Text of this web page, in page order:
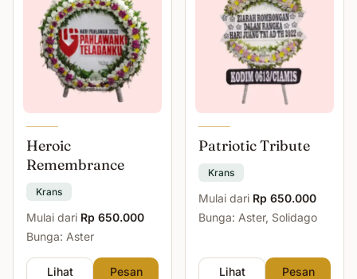
Heroic
Remembrance
Krans
Mulai dari Rp 650.000
Bunga: Aster
Lihat Pesan
Patriotic Tribute
Krans
Mulai dari Rp 650.000
Bunga: Aster, Solidago
Lihat Pesan